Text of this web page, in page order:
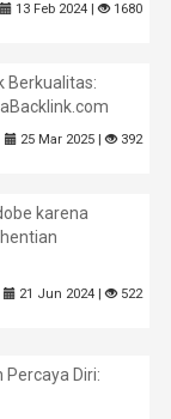
13 Feb 2024 | 1680
Berkualitas:
25 Mar 2025 | 392
karena
21 Jun 2024 | 522
Percaya Diri: